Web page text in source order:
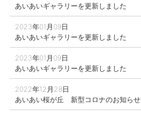
あいあいギャラリーを更新しました
2023年01月09日
あいあいギャラリーを更新しました
2023年01月09日
あいあいギャラリーを更新しました
2022年12月28日
あいあい桜が丘 新型コロナのお知らせ